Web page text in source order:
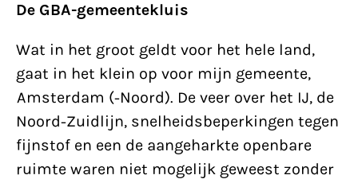
De GBA-gemeentekluis
Wat in het groot geldt voor het hele land,
gaat in het klein op voor mijn gemeente,
Amsterdam (-Noord). De veer over het IJ, de
Noord-Zuidlijn, snelheidsbeperkingen tegen
fijnstof en een de aangeharkte openbare
ruimte waren niet mogelijk geweest zonder